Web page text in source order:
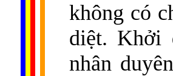
không có
diệt. Khởi
nhân